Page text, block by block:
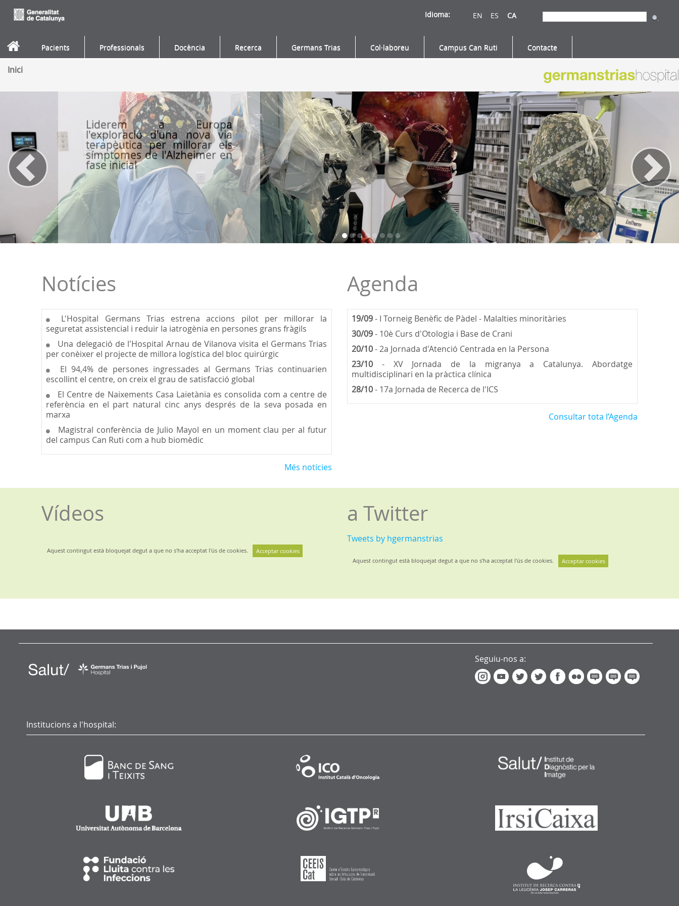
EN ES CA
Idioma:
Pacients Professionals Docència Recerca Germans Trias Col·laboreu Campus Can Ruti Contacte
Inici
Liderem a Europa
l'exploració d'una nova via
terapèutica per millorar els
símptomes de l'Alzheimer en
fase inicial
Previous
Notícies
L'Hospital Germans Trias estrena accions pilot per millorar la
seguretat assistencial i reduir la iatrogènia en persones grans fràgils
Una delegació de l'Hospital Arnau de Vilanova visita el Germans Trias
per conèixer el projecte de millora logística del bloc quirúrgic
El 94,4% de persones ingressades al Germans Trias continuarien
escollint el centre, on creix el grau de satisfacció global
El Centre de Naixements Casa Laietània es consolida com a centre de
referència en el part natural cinc anys després de la seva posada en
marxa
Magistral conferència de Julio Mayol en un moment clau per al futur
del campus Can Ruti com a hub biomèdic
Més notícies
Agenda
19/09- I Torneig Benèfic de Pàdel - Malalties minoritàries
30/09- 10è Curs d'Otologia i Base de Crani
20/10- 2a Jornada d'Atenció Centrada en la Persona
23/10 - XV Jornada de la migranya a Catalunya. Abordatge
multidisciplinari en la pràctica clínica
28/10- 17a Jornada de Recerca de l'ICS
Consultar tota l’Agenda
Vídeos
Aquest contingut està bloquejat degut a que no s'ha acceptat l'ús de cookies. Acceptar cookies
a Twitter
Tweets by hgermanstrias
Aquest contingut està bloquejat degut a que no s'ha acceptat l'ús de cookies. Acceptar cookies
Seguiu-nos a:
Institucions a l'hospital: